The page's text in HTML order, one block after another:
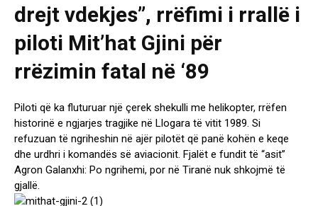
drejt vdekjes”, rrëfimi i rrallë i
piloti Mit’hat Gjini për
rrëzimin fatal në ‘89
Piloti që ka fluturuar një çerek shekulli me helikopter, rrëfen
historinë e ngjarjes tragjike në Llogara të vitit 1989. Si
refuzuan të ngriheshin në ajër pilotët që panë kohën e keqe
dhe urdhri i komandës së aviacionit. Fjalët e fundit të “asit”
Agron Galanxhi: Po ngrihemi, por në Tiranë nuk shkojmë të
gjallë.